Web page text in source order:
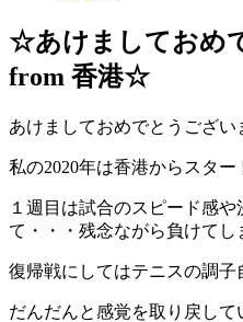
☆あけましておめ
from 香港☆
あけましておめでとうござい
私の2020年は香港からスター
１週目は試合のスピード感や
て・・・残念ながら負けてし
復帰戦にしてはテニスの調子
だんだんと感覚を取り戻し